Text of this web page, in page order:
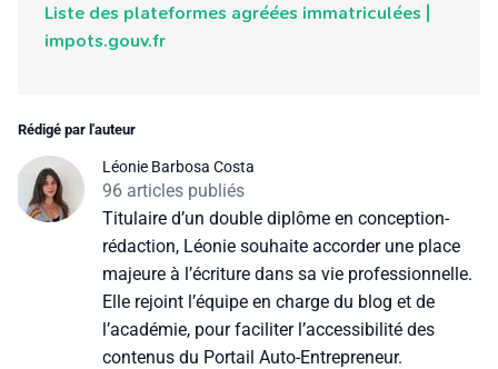
Liste des plateformes agréées immatriculées |
impots.gouv.fr
Rédigé par l'auteur
Léonie Barbosa Costa
96 articles publiés
Titulaire d’un double diplôme en conception-
rédaction, Léonie souhaite accorder une place
majeure à l’écriture dans sa vie professionnelle.
Elle rejoint l’équipe en charge du blog et de
l’académie, pour faciliter l’accessibilité des
contenus du Portail Auto-Entrepreneur.